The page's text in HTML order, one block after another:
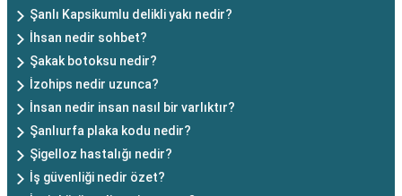
Şanlı Kapsikumlu delikli yakı nedir?
İhsan nedir sohbet?
Şakak botoksu nedir?
İzohips nedir uzunca?
İnsan nedir insan nasıl bir varlıktır?
Şanlıurfa plaka kodu nedir?
Şigelloz hastalığı nedir?
İş güvenliği nedir özet?